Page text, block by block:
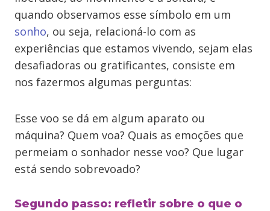
quando observamos esse símbolo em um
sonho, ou seja, relacioná-lo com as
experiências que estamos vivendo, sejam elas
desafiadoras ou gratificantes, consiste em
nos fazermos algumas perguntas:
Esse voo se dá em algum aparato ou
máquina? Quem voa? Quais as emoções que
permeiam o sonhador nesse voo? Que lugar
está sendo sobrevoado?
Segundo passo: refletir sobre o que o